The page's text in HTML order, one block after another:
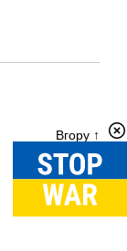
Вгору ↑